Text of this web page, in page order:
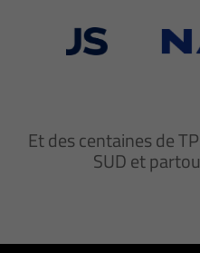
Et des centaines de
SUD et